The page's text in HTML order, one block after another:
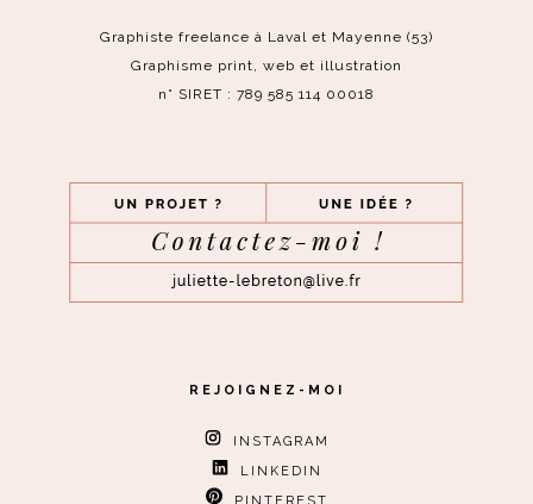
Graphiste freelance à Laval et Mayenne (53)
Graphisme print, web et illustration
n° SIRET : 789 585 114 00018
REJOIGNEZ-MOI
INSTAGRAM
LINKEDIN